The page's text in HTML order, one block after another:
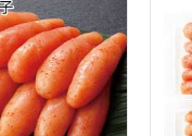
る商品から絞りこむこ